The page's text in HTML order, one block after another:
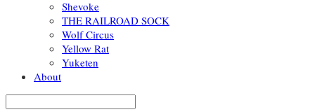
Shevoke
THE RAILROAD SOCK
Wolf Circus
Yellow Rat
Yuketen
About